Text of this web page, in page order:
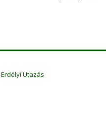
Gheorgheni
Erdélyi Utazás